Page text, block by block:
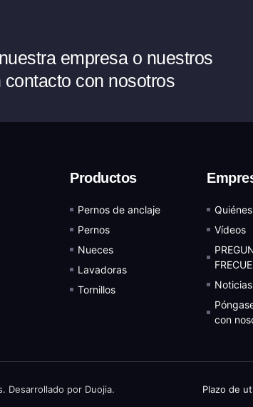
empresa o nuestros
con nosotros
Productos
Pernos de anclaje
Pernos
Nueces
Lavadoras
Tornillos
Vídeos
con
Desarrollado por Duojia. Plazo de